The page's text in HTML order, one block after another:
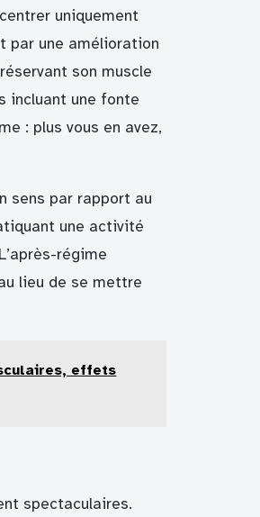
uniquement
par une amélioration
son muscle
incluant une fonte
: plus vous en avez,
sens par rapport au
une activité
régime
lieu de se mettre
effets
spectaculaires.